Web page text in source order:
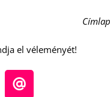
el véleményét!